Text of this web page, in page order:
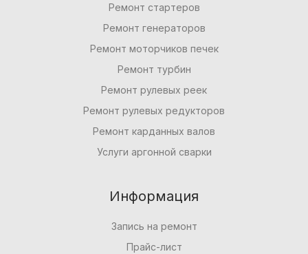
Ремонт стартеров
Ремонт генераторов
Ремонт моторчиков печек
Ремонт турбин
Ремонт рулевых реек
Ремонт рулевых редукторов
Ремонт карданных валов
Услуги аргонной сварки
Информация
Запись на ремонт
Прайс-лист